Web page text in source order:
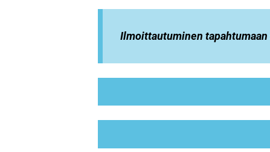
Ilmoittautuminen tapahtumaan